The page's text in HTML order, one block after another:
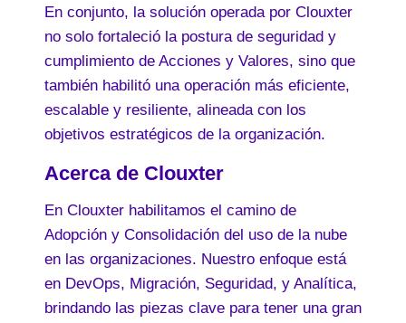
En conjunto, la solución operada por Clouxter
no solo fortaleció la postura de seguridad y
cumplimiento de Acciones y Valores, sino que
también habilitó una operación más eficiente,
escalable y resiliente, alineada con los
objetivos estratégicos de la organización.
Acerca de Clouxter
En Clouxter habilitamos el camino de
Adopción y Consolidación del uso de la nube
en las organizaciones. Nuestro enfoque está
en DevOps, Migración, Seguridad, y Analítica,
brindando las piezas clave para tener una gran